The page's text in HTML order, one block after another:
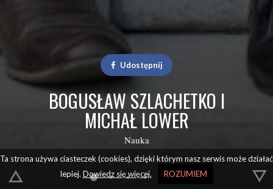
Udostępnij
BOGUSŁAW SZLACHETKO I
MICHAŁ LOWER
Nauka
Ta strona używa ciasteczek (cookies), dzięki którym nasz serwis może działać
lepiej. Dowiedz się więcej. ROZUMIEM